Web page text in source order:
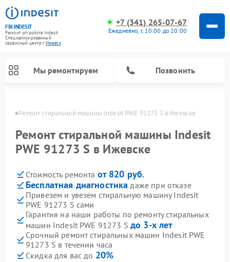
FIX-INDESIT
Ремонт устройств Indesit
Специализированный
cервисный центр г.Ижевск
+7 (341) 265-07-67
Ежедневно, с 10:00 до 20:00
Мы ремонтируем Позвонить
Ремонт стиральной машины Indesit PWE 91273 S в Ижевске
Ремонт стиральной машины Indesit
PWE 91273 S в Ижевске
Стоимость ремонта от 820 руб.
Бесплатная диагностика даже при отказе
Привезем и увезем стиральную машину Indesit
PWE 91273 S сами
Гарантия на наши работы по ремонту стиральных
машин Indesit PWE 91273 S до 3-х лет
Срочный ремонт стиральных машин Indesit PWE
91273 S в течении часа
Скидка для вас до 20%